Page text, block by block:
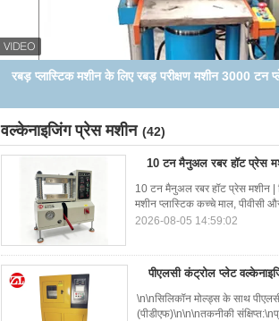
रबर के लिए AC380V लैब हाइड्रोलिक हॉट प्रेस फ्लैट
वल्केनाइजिंग प्रेस मशीन (42)
10 टन मैनुअल रबर हॉट प्रेस
10 टन मैनुअल रबर हॉट प्रेस मशीन |
मशीन प्लास्टिक कच्चे माल, पीवीसी
2026-08-05 14:59:02
पीएलसी कंट्रोल प्लेट
\n\nसिलिकॉन मोल्ड्स के साथ
(पीडीएफ)\n\n\nतकनीकी